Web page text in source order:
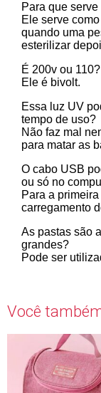
Para que
Ele serve
quando uma
esterilizar
É 200v ou 110?
Ele é bivolt.
Essa luz UV
tempo de uso?
Não faz mal
para matar as
O cabo USB
ou só no
Para a
carregamento
As pastas são
grandes?
Pode ser
Você